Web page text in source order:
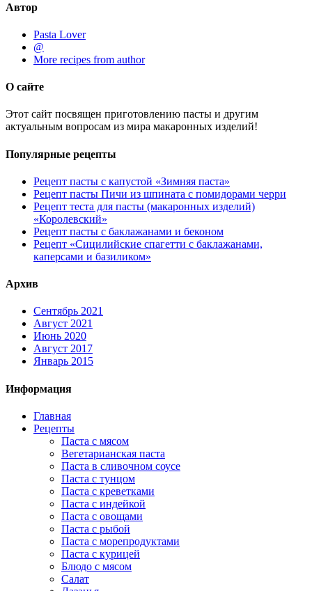
Автор
Pasta Lover
@
More recipes from author
О сайте
Этот сайт посвящен приготовлению пасты и другим
актуальным вопросам из мира макаронных изделий!
Популярные рецепты
Рецепт пасты с капустой «Зимняя паста»
Рецепт пасты Пичи из шпината с помидорами черри
Рецепт теста для пасты (макаронных изделий)
«Королевский»
Рецепт пасты с баклажанами и беконом
Рецепт «Сицилийские спагетти с баклажанами,
каперсами и базиликом»
Архив
Сентябрь 2021
Август 2021
Июнь 2020
Август 2017
Январь 2015
Информация
Главная
Рецепты
Паста с мясом
Вегетарианская паста
Паста в сливочном соусе
Паста с тунцом
Паста с креветками
Паста с индейкой
Паста с овощами
Паста с рыбой
Паста с морепродуктами
Паста с курицей
Блюдо с мясом
Салат